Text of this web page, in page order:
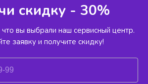
скидку - 30%
вы выбрали наш сервисный центр.
заявку и получите скидку!